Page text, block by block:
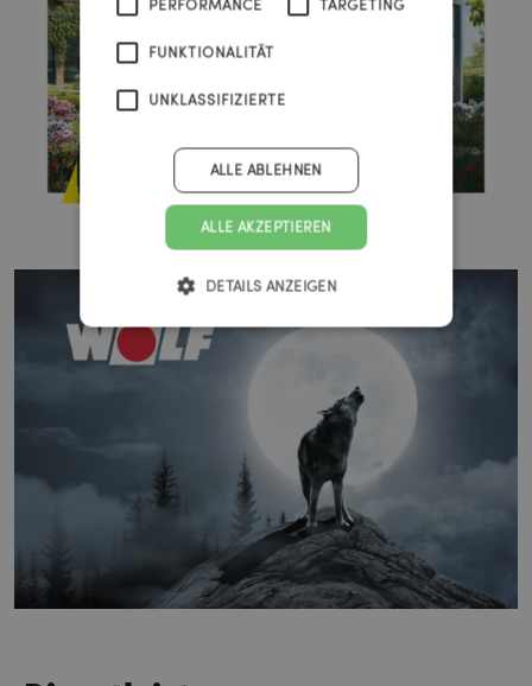
PERFORMANCE TARGETING
FUNKTIONALITÄT
UNKLASSIFIZIERTE
ALLE AKZEPTIEREN
ALLE ABLEHNEN
DETAILS ANZEIGEN